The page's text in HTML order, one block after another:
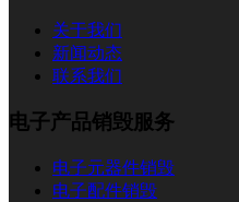
关于我们
新闻动态
联系我们
电子产品销毁服务
电子元器件销毁
电子配件销毁